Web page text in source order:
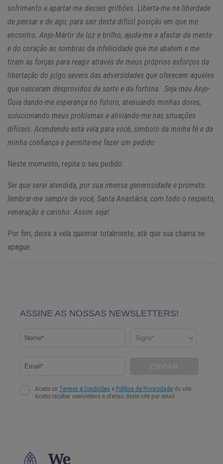
sofrimento e apartar-me desses grilhões. Liberta-me na liberdade
de pensar e de agir, para sair desta difícil posição em que me
encontro. Anjo-Mártir de luz e brilho, ajuda-me a afastar da mente
e do coração as sombras da infelicidade que me abatem e me
tiram as forças para reagir através de meus próprios esforços da
libertação do julgo severo das adversidades que oferecem aqueles
que nasceram desprovidos da sorte e da fortuna. Seja meu Anjo-
Guia dando-me esperança no futuro, atenuando minhas dores,
solucionando meus problemas e aliviando-me nas situações
difíceis. Acendendo esta vela para você, símbolo da minha fé e da
minha confiança e permita-me fazer um pedido:
Neste momento, repita o seu pedido:
Sei que serei atendida, por sua imensa generosidade e prometo
lembrar-me sempre de você, Santa Anastácia, com todo o respeito,
veneração e carinho. Assim seja!
Por fim, deixe a vela queimar totalmente, até que sua chama se
apague.